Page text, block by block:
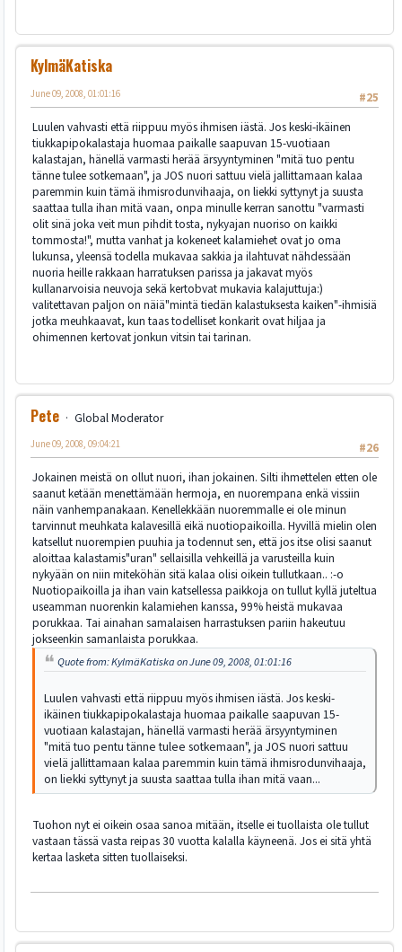
KylmäKatiska
#25
June 09, 2008, 01:01:16
Luulen vahvasti että riippuu myös ihmisen iästä. Jos keski-ikäinen
tiukkapipokalastaja huomaa paikalle saapuvan 15-vuotiaan
kalastajan, hänellä varmasti herää ärsyyntyminen "mitä tuo pentu
tänne tulee sotkemaan", ja JOS nuori sattuu vielä jallittamaan kalaa
paremmin kuin tämä ihmisrodunvihaaja, on liekki syttynyt ja suusta
saattaa tulla ihan mitä vaan, onpa minulle kerran sanottu "varmasti
olit sinä joka veit mun pihdit tosta, nykyajan nuoriso on kaikki
tommosta!", mutta vanhat ja kokeneet kalamiehet ovat jo oma
lukunsa, yleensä todella mukavaa sakkia ja ilahtuvat nähdessään
nuoria heille rakkaan harratuksen parissa ja jakavat myös
kullanarvoisia neuvoja sekä kertobvat mukavia kalajuttuja:)
valitettavan paljon on näiä"mintä tiedän kalastuksesta kaiken"-ihmisiä
jotka meuhkaavat, kun taas todelliset konkarit ovat hiljaa ja
ohimennen kertovat jonkun vitsin tai tarinan.
Pete
Global Moderator
#26
June 09, 2008, 09:04:21
Jokainen meistä on ollut nuori, ihan jokainen. Silti ihmettelen etten ole
saanut ketään menettämään hermoja, en nuorempana enkä vissiin
näin vanhempanakaan. Kenellekkään nuoremmalle ei ole minun
tarvinnut meuhkata kalavesillä eikä nuotiopaikoilla. Hyvillä mielin olen
katsellut nuorempien puuhia ja todennut sen, että jos itse olisi saanut
aloittaa kalastamis"uran" sellaisilla vehkeillä ja varusteilla kuin
nykyään on niin miteköhän sitä kalaa olisi oikein tullutkaan.. :-o
Nuotiopaikoilla ja ihan vain katsellessa paikkoja on tullut kyllä juteltua
useamman nuorenkin kalamiehen kanssa, 99% heistä mukavaa
porukkaa. Tai ainahan samalaisen harrastuksen pariin hakeutuu
jokseenkin samanlaista porukkaa.
Quote from: KylmäKatiska on June 09, 2008, 01:01:16
Luulen vahvasti että riippuu myös ihmisen iästä. Jos keski-
ikäinen tiukkapipokalastaja huomaa paikalle saapuvan 15-
vuotiaan kalastajan, hänellä varmasti herää ärsyyntyminen
"mitä tuo pentu tänne tulee sotkemaan", ja JOS nuori sattuu
vielä jallittamaan kalaa paremmin kuin tämä ihmisrodunvihaaja,
on liekki syttynyt ja suusta saattaa tulla ihan mitä vaan...
Tuohon nyt ei oikein osaa sanoa mitään, itselle ei tuollaista ole tullut
vastaan tässä vasta reipas 30 vuotta kalalla käyneenä. Jos ei sitä yhtä
kertaa lasketa sitten tuollaiseksi.